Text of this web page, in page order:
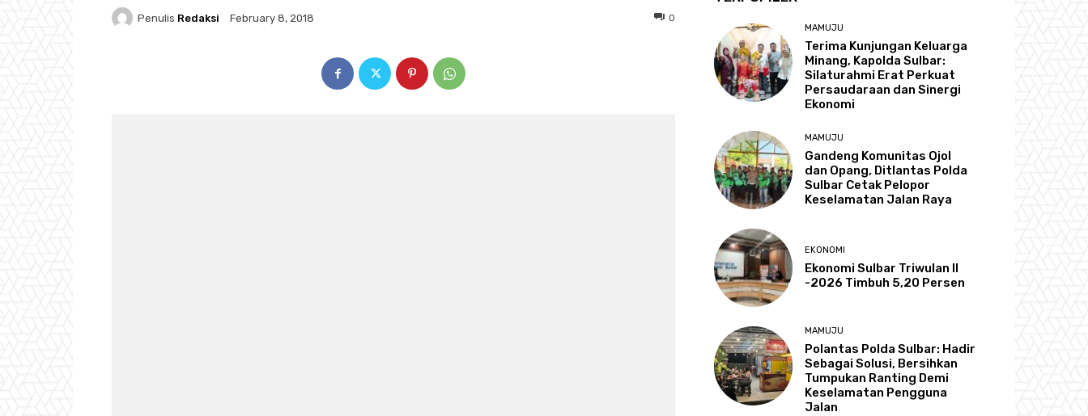
Penulis Redaksi February 8, 2018 0
MAMUJU
Terima Kunjungan Keluarga
Minang, Kapolda Sulbar:
Silaturahmi Erat Perkuat
Persaudaraan dan Sinergi
Ekonomi
MAMUJU
Gandeng Komunitas Ojol
dan Opang, Ditlantas Polda
Sulbar Cetak Pelopor
Keselamatan Jalan Raya
EKONOMI
Ekonomi Sulbar Triwulan II
-2026 Timbuh 5,20 Persen
MAMUJU
Polantas Polda Sulbar: Hadir
Sebagai Solusi, Bersihkan
Tumpukan Ranting Demi
Keselamatan Pengguna
Jalan